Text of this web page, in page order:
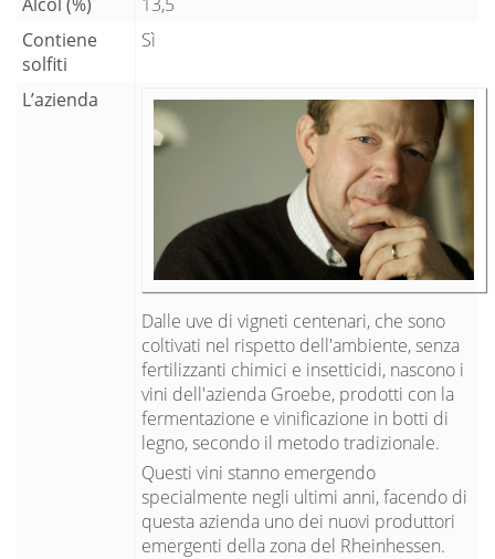
Contiene
solfiti
Sì
L’azienda
Dalle uve di vigneti centenari, che sono
coltivati nel rispetto dell'ambiente, senza
fertilizzanti chimici e insetticidi, nascono i
vini dell'azienda Groebe, prodotti con la
fermentazione e vinificazione in botti di
legno, secondo il metodo tradizionale.
Questi vini stanno emergendo
specialmente negli ultimi anni, facendo di
questa azienda uno dei nuovi produttori
emergenti della zona del Rheinhessen.